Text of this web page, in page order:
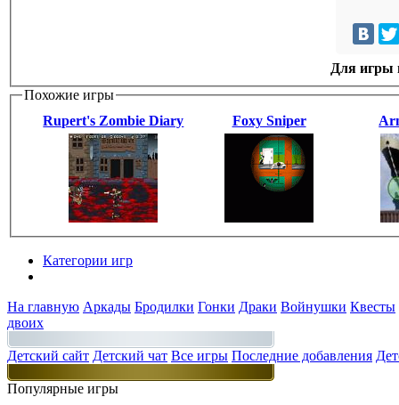
Для игры
Похожие игры
Rupert's Zombie Diary
Foxy Sniper
Категории игр
На главную Аркады Бродилки Гонки Драки Войнушки Квесты
двоих
Детский сайт Детский чат Все игры Последние добавления
Популярные игры